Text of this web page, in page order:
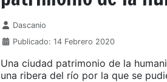
Detalles
Dascanio
Publicado: 14 Febrero 2020
Una ciudad patrimonio de la
una ribera del río por la que se